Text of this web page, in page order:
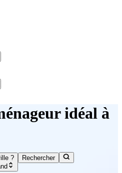
idéal à
?
Rechercher